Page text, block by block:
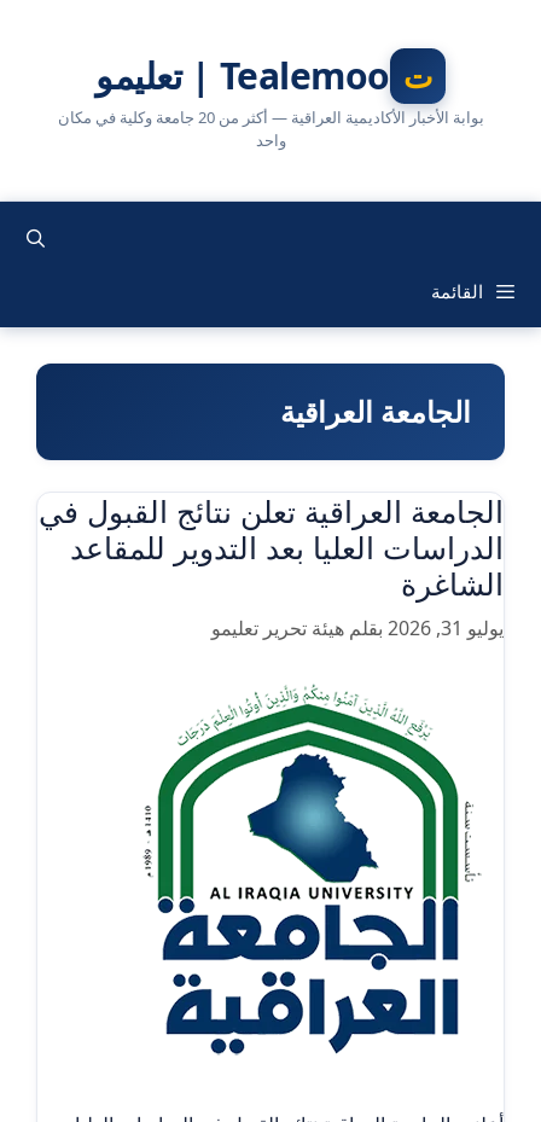
Tealemoo | تعليمو
بوابة الأخبار الأكاديمية العراقية — أكثر من 20 جامعة وكلية في مكان
واحد
القائمة
الجامعة العراقية
الجامعة العراقية تعلن نتائج القبول في
الدراسات العليا بعد التدوير للمقاعد
الشاغرة
يوليو 31, 2026 بقلم هيئة تحرير تعليمو